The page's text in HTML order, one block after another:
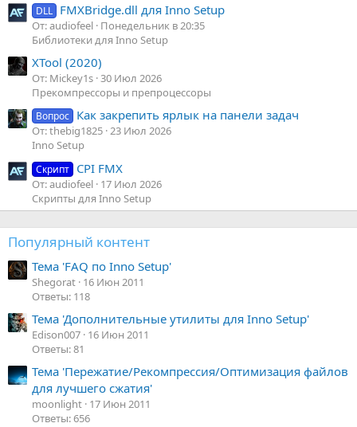
DLL FMXBridge.dll для Inno Setup
От: audiofeel Понедельник в 20:35
Библиотеки для Inno Setup
XTool (2020)
От: Mickey1s 30 Июл 2026
Прекомпрессоры и препроцессоры
Вопрос Как закрепить ярлык на панели задач
От: thebig1825 23 Июл 2026
Inno Setup
Скрипт CPI FMX
От: audiofeel 17 Июл 2026
Скрипты для Inno Setup
Популярный контент
Тема 'FAQ по Inno Setup'
Shegorat 16 Июн 2011
Ответы: 118
Тема 'Дополнительные утилиты для Inno Setup'
Edison007 16 Июн 2011
Ответы: 81
Тема 'Пережатиe/Pекомпрессия/Oптимизация файлов
для лучшего сжатия'
moonlight 17 Июн 2011
Ответы: 656